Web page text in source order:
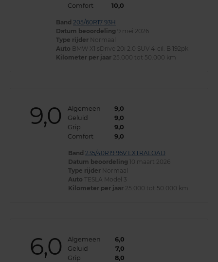
Comfort
10,0
Band 205/60R17 93H
Datum beoordeling 9 mei 2026
Type rijder Normaal
Auto BMW X1 sDrive 20i 2.0 SUV 4-cil. B 192pk
Kilometer per jaar 25.000 tot 50.000 km
9,0 Algemeen
9,0
Geluid
9,0
Grip
9,0
Comfort
9,0
Band 235/40R19 96V EXTRALOAD
Datum beoordeling 10 maart 2026
Type rijder Normaal
Auto TESLA Model 3
Kilometer per jaar 25.000 tot 50.000 km
6,0 Algemeen
6,0
Geluid
7,0
Grip
8,0